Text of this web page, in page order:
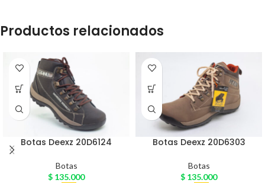
Productos relacionados
Botas Deexz 20D6124
Botas
$ 135.000
Botas Deexz 20D6303
Botas
$ 135.000